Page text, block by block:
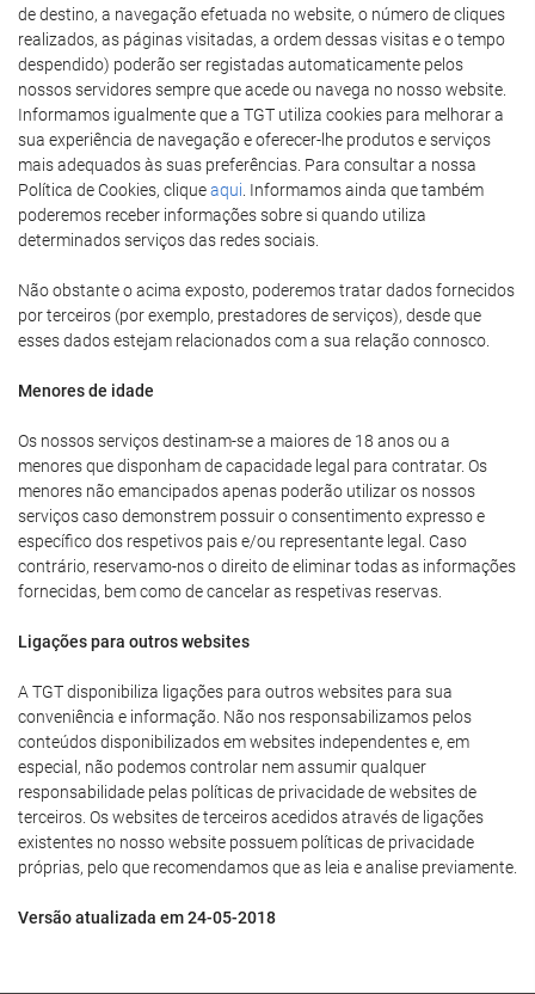
de destino, a navegação efetuada no website, o número de cliques
realizados, as páginas visitadas, a ordem dessas visitas e o tempo
despendido) poderão ser registadas automaticamente pelos
nossos servidores sempre que acede ou navega no nosso website.
Informamos igualmente que a TGT utiliza cookies para melhorar a
sua experiência de navegação e oferecer-lhe produtos e serviços
mais adequados às suas preferências. Para consultar a nossa
Política de Cookies, cliqueaqui . Informamos ainda que também
poderemos receber informações sobre si quando utiliza
determinados serviços das redes sociais.
Não obstante o acima exposto, poderemos tratar dados fornecidos
por terceiros (por exemplo, prestadores de serviços), desde que
esses dados estejam relacionados com a sua relação connosco.
Menores de idade
Os nossos serviços destinam-se a maiores de 18 anos ou a
menores que disponham de capacidade legal para contratar. Os
menores não emancipados apenas poderão utilizar os nossos
serviços caso demonstrem possuir o consentimento expresso e
específico dos respetivos pais e/ou representante legal. Caso
contrário, reservamo-nos o direito de eliminar todas as informações
fornecidas, bem como de cancelar as respetivas reservas.
Ligações para outros websites
A TGT disponibiliza ligações para outros websites para sua
conveniência e informação. Não nos responsabilizamos pelos
conteúdos disponibilizados em websites independentes e, em
especial, não podemos controlar nem assumir qualquer
responsabilidade pelas políticas de privacidade de websites de
terceiros. Os websites de terceiros acedidos através de ligações
existentes no nosso website possuem políticas de privacidade
próprias, pelo que recomendamos que as leia e analise previamente.
Versão atualizada em 24-05-2018